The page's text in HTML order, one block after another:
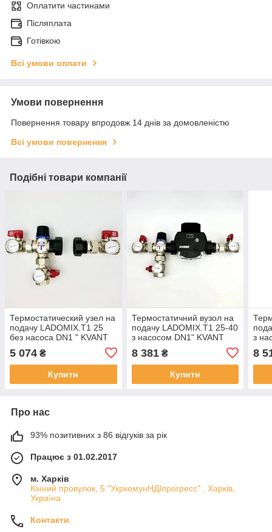
Оплатити частинами
Післяплата
Готівкою
Всі умови оплати
Умови повернення
Повернення товару впродовж 14 днів за домовленістю
Всі умови повернення
Подібні товари компанії
Термостатический узел на
подачу LADOMIX.T1 25
без насоса DN1 " KVANT
5 074 ₴
Купити
Термостатичний вузол на
подачу LADOMIX.T1 25-40
з насосом DN1" KVANT
8 381₴
Купити
з
8
Про нас
93% позитивних з 86 відгуків за рік
Працює з 01.02.2017
м. Харків
Кінний провулок, 5 "УкркомунНДІпрогресс" , Харків,
Україна
Контакти